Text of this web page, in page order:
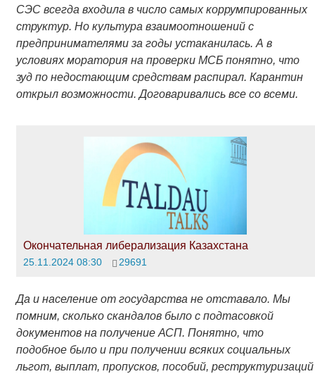
СЭС всегда входила в число самых коррумпированных
структур. Но культура взаимоотношений с
предпринимателями за годы устаканилась. А в
условиях моратория на проверки МСБ понятно, что
зуд по недостающим средствам распирал. Карантин
открыл возможности. Договаривались все со всеми.
Окончательная либерализация Казахстана
25.11.2024 08:30 29691
Да и население от государства не отставало. Мы
помним, сколько скандалов было с подтасовкой
документов на получение АСП. Понятно, что
подобное было и при получении всяких социальных
льгот, выплат, пропусков, пособий, реструктуризаций